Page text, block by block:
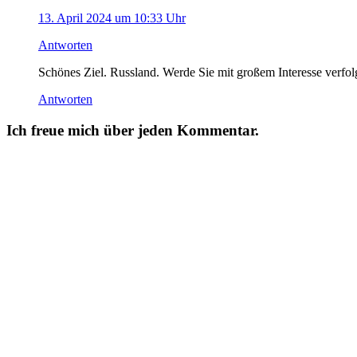
13. April 2024 um 10:33 Uhr
Antworten
Schönes Ziel. Russland. Werde Sie mit großem Interesse
Antworten
Ich freue mich über jeden Kommentar.